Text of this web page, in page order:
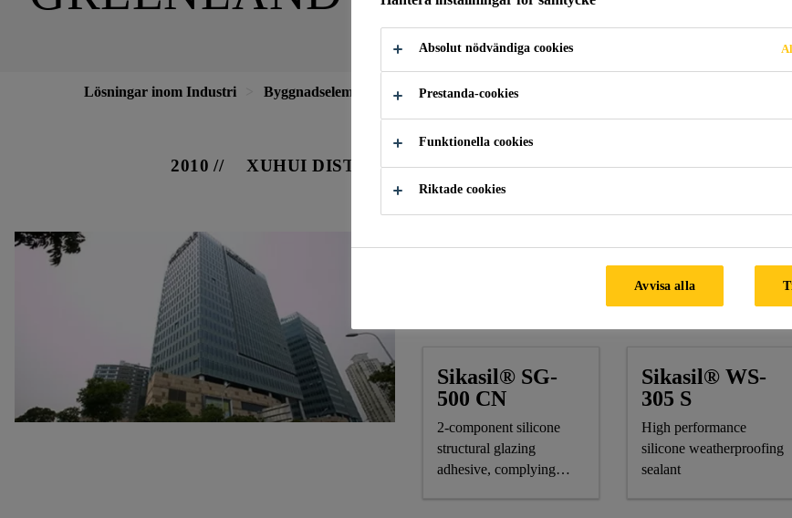
Lösningar inom Industri Byggnadselement Fasad Greenland Luwan Riverside CBD
2010 XUHUI DISTRICT, SHANGHAI, CHINA
Fasadleverantör:Shenyang Yuanda, Shanghai Meite,
Sikasil® SG-500 CN, Sikasil®
Sikasil® SG-
500 CN
2-component silicone
structural glazing
adhesive, complying
Sikasil® WS-
305 S
High performance
silicone weatherproofing
sealant
Absolut nödvändiga cookies
Prestanda-cookies
Funktionella cookies
Riktade cookies
Avvisa alla